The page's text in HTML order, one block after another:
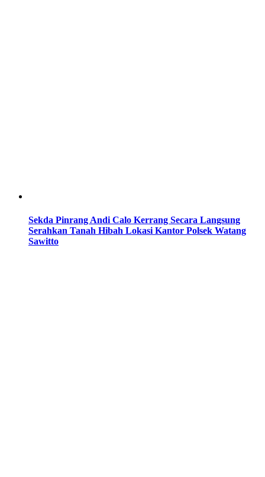
Sekda Pinrang Andi Calo Kerrang Secara Langsung
Serahkan Tanah Hibah Lokasi Kantor Polsek Watang
Sawitto